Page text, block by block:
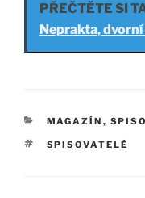
PŘEČTĚTE SI
Neprakta,
RUBRIKY
MAGAZÍN ,
ŠTÍTKY
SPISOVATELÉ